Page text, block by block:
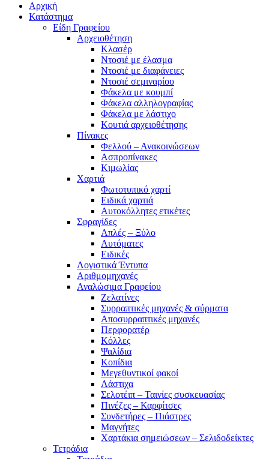
Αρχική
Κατάστημα
Είδη Γραφείου
Αρχειοθέτηση
Κλασέρ
Ντοσιέ με έλασμα
Ντοσιέ με διαφάνειες
Ντοσιέ σεμιναρίου
Φάκελα με κουμπί
Φάκελα αλληλογραφίας
Φάκελα με λάστιχο
Κουτιά αρχειοθέτησης
Πίνακες
Φελλού – Ανακοινώσεων
Ασπροπίνακες
Κιμωλίας
Χαρτιά
Φωτοτυπικό χαρτί
Ειδικά χαρτιά
Αυτοκόλλητες ετικέτες
Σφραγίδες
Απλές – Ξύλο
Αυτόματες
Ειδικές
Λογιστικά Έντυπα
Αριθμομηχανές
Αναλώσιμα Γραφείου
Ζελατίνες
Συρραπτικές μηχανές & σύρματα
Αποσυρραπτικές μηχανές
Περφορατέρ
Κόλλες
Ψαλίδια
Κοπίδια
Μεγεθυντικοί φακοί
Λάστιχα
Σελοτέιπ – Ταινίες συσκευασίας
Πινέζες – Καρφίτσες
Συνδετήρες – Πιάστρες
Μαγνήτες
Χαρτάκια σημειώσεων – Σελιδοδείκτες
Τετράδια